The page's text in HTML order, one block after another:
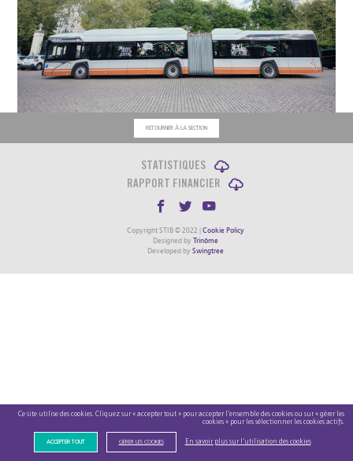
RETOURNER À LA SECTION
STATISTIQUES
RAPPORT FINANCIER
Copyright STIB © 2022 | Cookie Policy
Designed by Trinôme
Developed by Swingtree
Ce site utilise des cookies. Cliquez sur « accepter tout » pour accepter l’ensemble des cookies ou sur « gérer les
cookies » pour les sélectionner les cookies actifs.
ACCEPTER TOUT GÉRER LES COOKIES En savoir plus sur l’utilisation des cookies